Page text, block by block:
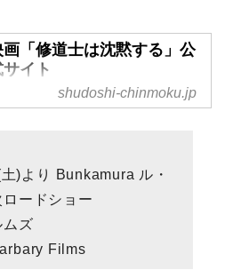
画「修道士は沈黙する」公
イト
タリアの鬼才ロベルト・アン
競演で描く、ドイツの高級
ゾートホテルを舞台に繰り広
られる社会派ミステリー。
shudoshi-chinmoku.jp
)より Bunkamura ル・
ードショー
ムズ
Films